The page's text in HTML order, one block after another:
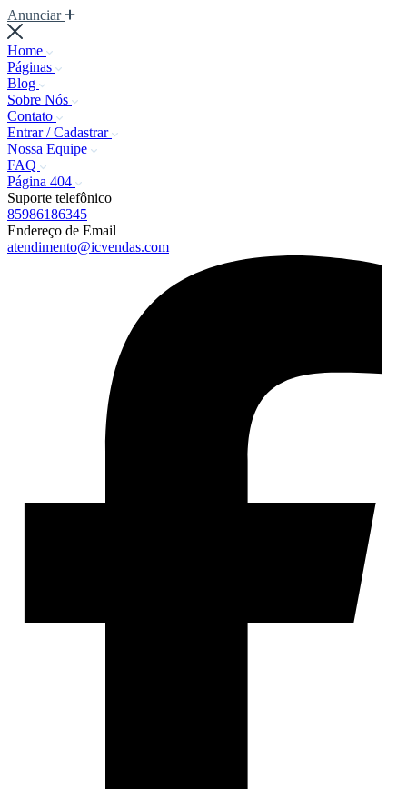
Anunciar
Home
Páginas
Blog
Sobre Nós
Contato
Entrar / Cadastrar
Nossa Equipe
FAQ
Página 404
Suporte telefônico
85986186345
Endereço de Email
atendimento@icvendas.com